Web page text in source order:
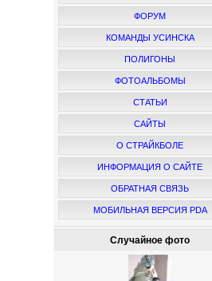
ФОРУМ
КОМАНДЫ УСИНСКА
ПОЛИГОНЫ
ФОТОАЛЬБОМЫ
СТАТЬИ
САЙТЫ
О СТРАЙКБОЛЕ
ИНФОРМАЦИЯ О САЙТЕ
ОБРАТНАЯ СВЯЗЬ
МОБИЛЬНАЯ ВЕРСИЯ PDA
Случайное фото